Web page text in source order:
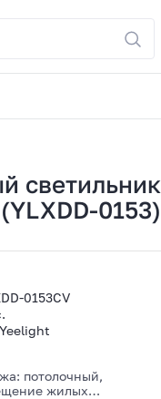
0153)
0153CV
Yeelight
потолочный,
жилых